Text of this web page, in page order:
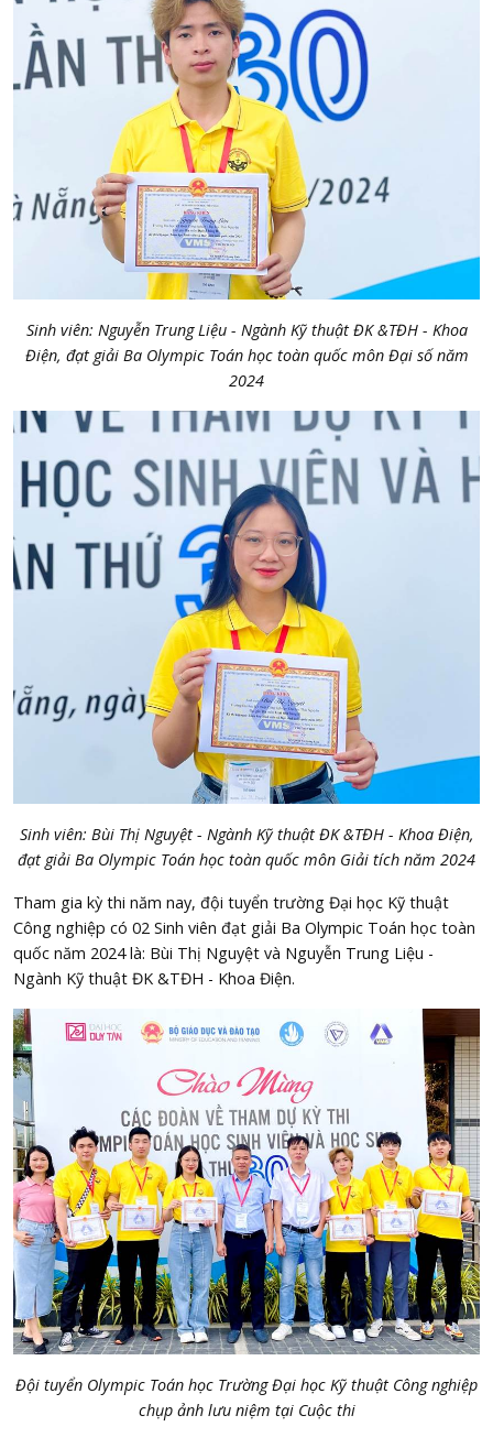
Sinh viên: Nguyễn Trung Liệu - Ngành Kỹ thuật ĐK &TĐH- Khoa
Điện, đạt giải Ba Olympic Toán học toàn quốc môn Đại sốnăm
2024
Sinh viên: Bùi Thị Nguyệt - Ngành Kỹ thuật ĐK &TĐH- Khoa Điện,
đạt giải Ba Olympic Toán học toàn quốc môn Giải tích năm 2024
Tham gia kỳ thi năm nay, đội tuyển trường Đại học Kỹ thuật
Công nghiệp có 02 Sinh viên đạt giải Ba Olympic Toán học toàn
quốc năm 2024 là: Bùi Thị Nguyệt và Nguyễn Trung Liệu -
Ngành Kỹ thuật ĐK &TĐH - Khoa Điện.
Đội tuyển Olympic Toán học TrườngĐại học Kỹthuật Công nghiệp
chụp ảnh lưu niệm tại Cuộc thi